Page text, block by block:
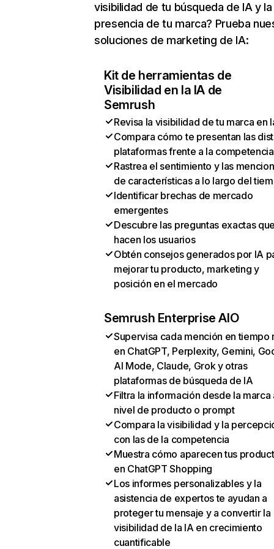
visibilidad de tu búsqueda de IA y la
presencia de tu marca? Prueba
soluciones de marketing de IA:
Kit de herramientas de
Visibilidad en la IA de
Semrush
Revisa la visibilidad de tu marca en
Compara cómo te presentan las
plataformas frente a la competencia
Rastrea el sentimiento y las
de características a lo largo del
Identificar brechas de mercado
emergentes
Descubre las preguntas exactas
hacen los usuarios
Obtén consejos generados por IA
mejorar tu producto, marketing y
posición en el mercado
Semrush Enterprise AIO
Supervisa cada mención en tiempo
en ChatGPT, Perplexity, Gemini,
AI Mode, Claude, Grok y otras
plataformas de búsqueda de IA
Filtra la información desde la marca
nivel de producto o prompt
Compara la visibilidad y la
con las de la competencia
Muestra cómo aparecen tus
en ChatGPT Shopping
Los informes personalizables y la
asistencia de expertos te ayudan a
proteger tu mensaje y a convertir la
visibilidad de la IA en crecimiento
cuantificable